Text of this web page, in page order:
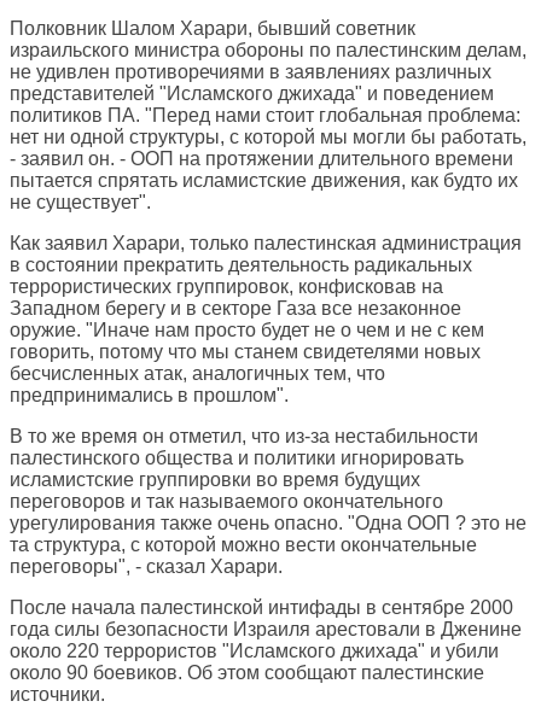
Полковник Шалом Харари, бывший советник
израильского министра обороны по палестинским делам,
не удивлен противоречиями в заявлениях различных
представителей "Исламского джихада" и поведением
политиков ПА. "Перед нами стоит глобальная проблема:
нет ни одной структуры, с которой мы могли бы работать,
- заявил он. - ООП на протяжении длительного времени
пытается спрятать исламистские движения, как будто их
не существует".
Как заявил Харари, только палестинская администрация
в состоянии прекратить деятельность радикальных
террористических группировок, конфисковав на
Западном берегу и в секторе Газа все незаконное
оружие. "Иначе нам просто будет не о чем и не с кем
говорить, потому что мы станем свидетелями новых
бесчисленных атак, аналогичных тем, что
предпринимались в прошлом".
В то же время он отметил, что из-за нестабильности
палестинского общества и политики игнорировать
исламистские группировки во время будущих
переговоров и так называемого окончательного
урегулирования также очень опасно. "Одна ООП ? это не
та структура, с которой можно вести окончательные
переговоры", - сказал Харари.
После начала палестинской интифады в сентябре 2000
года силы безопасности Израиля арестовали в Дженине
около 220 террористов "Исламского джихада" и убили
около 90 боевиков. Об этом сообщают палестинские
источники.